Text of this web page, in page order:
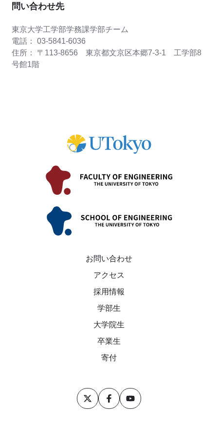
問い合わせ先
東京大学工学部学務課学部チーム
電話： 03-5841-6036
住所： 〒113-8656 東京都文京区本郷7-3-1 工学部8
号館1階
お問い合わせ
アクセス
採用情報
学部生
大学院生
卒業生
寄付